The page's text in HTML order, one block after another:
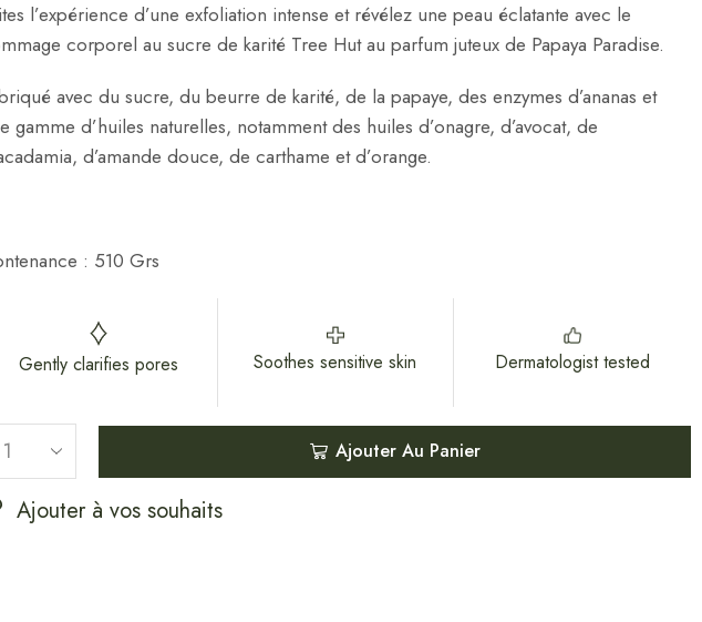
l’expérience d’une exfoliation intense et révélez une peau éclatante avec le
corporel au sucre de karité Tree Hut au parfum juteux de Papaya Paradise.
avec du sucre, du beurre de karité, de la papaye, des enzymes d’ananas et
gamme d’huiles naturelles, notamment des huiles d’onagre, d’avocat, de
d’amande douce, de carthame et d’orange.
: 510 Grs
Gently clarifies pores Soothes sensitive skin Dermatologist tested
Ajouter Au Panier
Ajouter à vos souhaits